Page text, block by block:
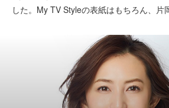
した。My TV Styleの表紙はもちろん、